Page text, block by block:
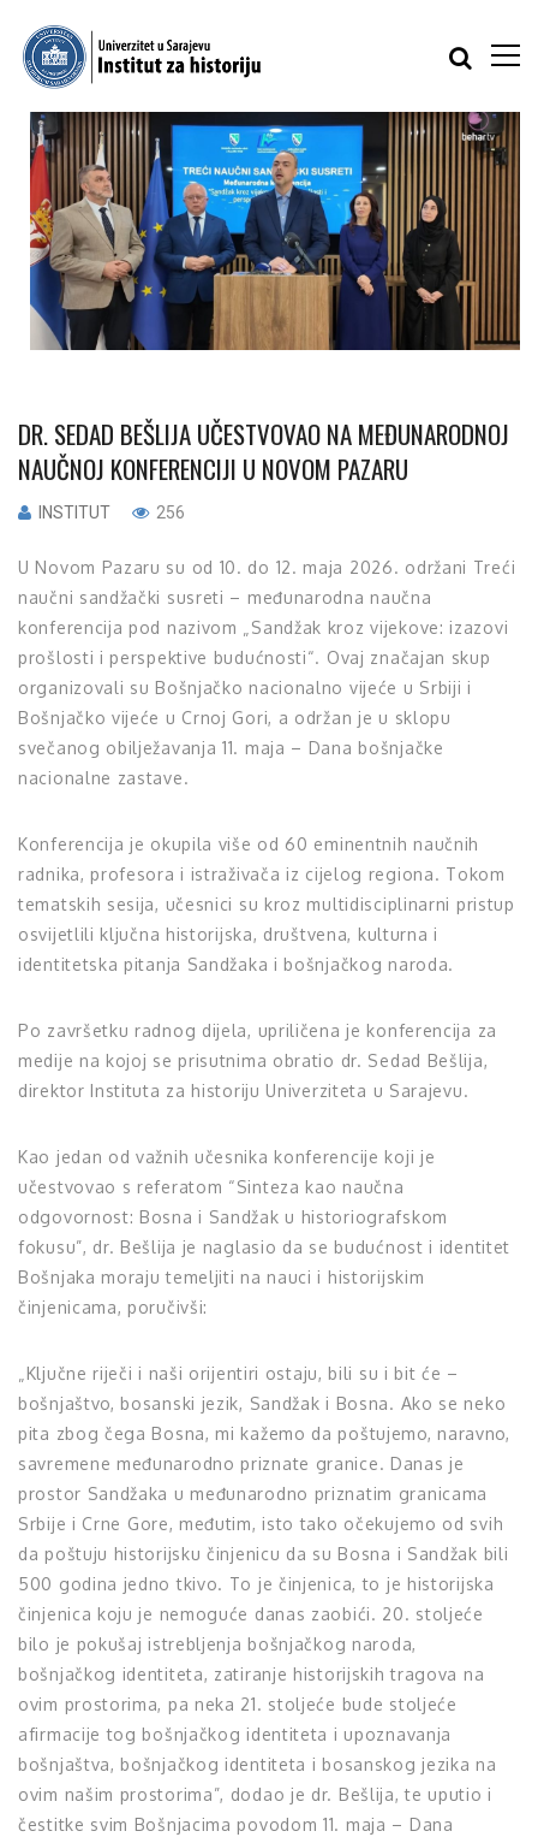
DR. SEDAD BEŠLIJA UČESTVOVAO NA MEĐUNARODNOJ
NAUČNOJ KONFERENCIJI U NOVOM PAZARU
INSTITUT 256
U Novom Pazaru su od 10. do 12. maja 2026. održani Treći
naučni sandžački susreti – međunarodna naučna
konferencija pod nazivom „Sandžak kroz vijekove: izazovi
prošlosti i perspektive budućnosti“. Ovaj značajan skup
organizovali su Bošnjačko nacionalno vijeće u Srbiji i
Bošnjačko vijeće u Crnoj Gori, a održan je u sklopu
svečanog obilježavanja 11. maja – Dana bošnjačke
nacionalne zastave.
Konferencija je okupila više od 60 eminentnih naučnih
radnika, profesora i istraživača iz cijelog regiona. Tokom
tematskih sesija, učesnici su kroz multidisciplinarni pristup
osvijetlili ključna historijska, društvena, kulturna i
identitetska pitanja Sandžaka i bošnjačkog naroda.
Po završetku radnog dijela, upriličena je konferencija za
medije na kojoj se prisutnima obratio dr. Sedad Bešlija,
direktor Instituta za historiju Univerziteta u Sarajevu.
Kao jedan od važnih učesnika konferencije koji je
učestvovao s referatom “Sinteza kao naučna
odgovornost: Bosna i Sandžak u historiografskom
fokusu”, dr. Bešlija je naglasio da se budućnost i identitet
Bošnjaka moraju temeljiti na nauci i historijskim
činjenicama, poručivši:
„Ključne riječi i naši orijentiri ostaju, bili su i bit će –
bošnjaštvo, bosanski jezik, Sandžak i Bosna. Ako se neko
pita zbog čega Bosna, mi kažemo da poštujemo, naravno,
savremene međunarodno priznate granice. Danas je
prostor Sandžaka u međunarodno priznatim granicama
Srbije i Crne Gore, međutim, isto tako očekujemo od svih
da poštuju historijsku činjenicu da su Bosna i Sandžak bili
500 godina jedno tkivo. To je činjenica, to je historijska
činjenica koju je nemoguće danas zaobići. 20. stoljeće
bilo je pokušaj istrebljenja bošnjačkog naroda,
bošnjačkog identiteta, zatiranje historijskih tragova na
ovim prostorima, pa neka 21. stoljeće bude stoljeće
afirmacije tog bošnjačkog identiteta i upoznavanja
bošnjaštva, bošnjačkog identiteta i bosanskog jezika na
ovim našim prostorima”, dodao je dr. Bešlija, te uputio i
čestitke svim Bošnjacima povodom 11. maja – Dana